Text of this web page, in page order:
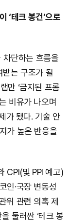
‘테크 봉건’으로
차단하는 흐름을
받는 구조가 될
만 ‘금지된 프롬
비유가 나오며
가 됐다. 기술 안
가 높은 반응을
CPI(및 PPI 예고)
인·국장 변동성
위 관련 의혹 제
둘러싼 ‘테크 봉